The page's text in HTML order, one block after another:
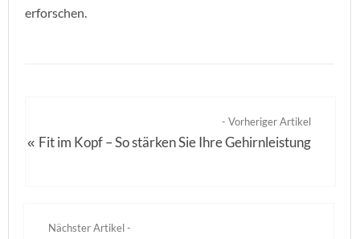
erforschen.
- Vorheriger Artikel
« Fit im Kopf – So stärken Sie Ihre Gehirnleistung
Nächster Artikel -